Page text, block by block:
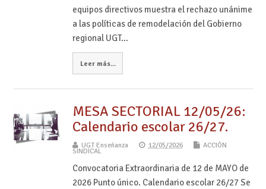
equipos directivos muestra el rechazo unánime
a las políticas de remodelación del Gobierno
regional UGT…
Leer más...
MESA SECTORIAL 12/05/26:
Calendario escolar 26/27.
UGT Enseñanza 12/05/2026 ACCIÓN
SINDICAL
Convocatoria Extraordinaria de 12 de MAYO de
2026 Punto único. Calendario escolar 26/27 Se